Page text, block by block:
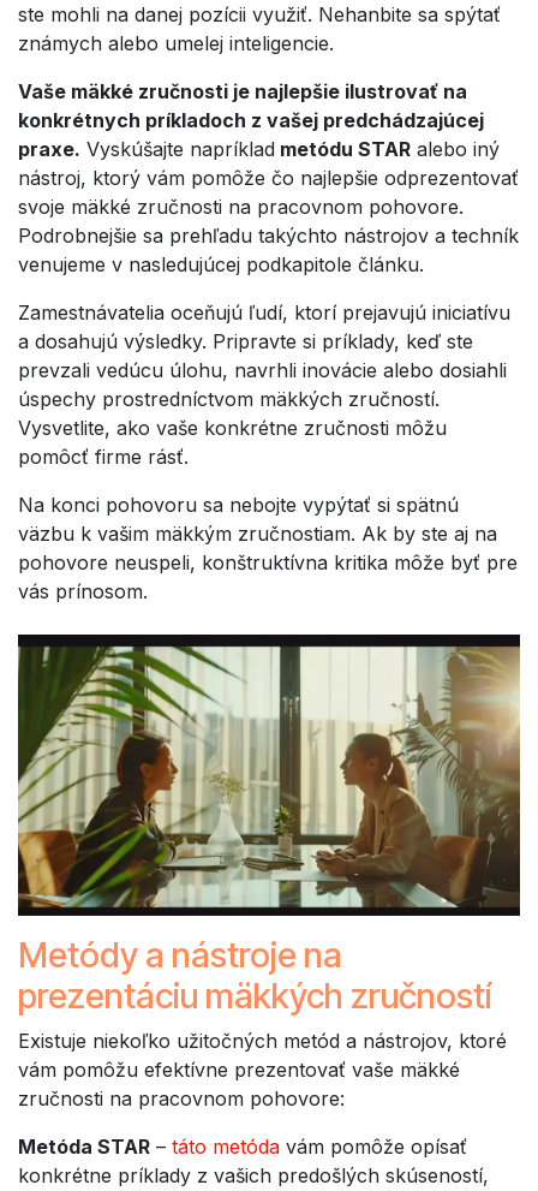
ste mohli na danej pozícii využiť. Nehanbite sa spýtať
známych alebo umelej inteligencie.
Vaše mäkké zručnosti je najlepšie ilustrovať na
konkrétnych príkladoch z vašej predchádzajúcej
praxe. Vyskúšajte napríklad metódu STAR alebo iný
nástroj, ktorý vám pomôže čo najlepšie odprezentovať
svoje mäkké zručnosti na pracovnom pohovore.
Podrobnejšie sa prehľadu takýchto nástrojov a techník
venujeme v nasledujúcej podkapitole článku.
Zamestnávatelia oceňujú ľudí, ktorí prejavujú iniciatívu
a dosahujú výsledky. Pripravte si príklady, keď ste
prevzali vedúcu úlohu, navrhli inovácie alebo dosiahli
úspechy prostredníctvom mäkkých zručností.
Vysvetlite, ako vaše konkrétne zručnosti môžu
pomôcť firme rásť.
Na konci pohovoru sa nebojte vypýtať si spätnú
väzbu k vašim mäkkým zručnostiam. Ak by ste aj na
pohovore neuspeli, konštruktívna kritika môže byť pre
vás prínosom.
Metódy a nástroje na
prezentáciu mäkkých zručností
Existuje niekoľko užitočných metód a nástrojov, ktoré
vám pomôžu efektívne prezentovať vaše mäkké
zručnosti na pracovnom pohovore:
Metóda STAR – táto metóda vám pomôže opísať
konkrétne príklady z vašich predošlých skúseností,